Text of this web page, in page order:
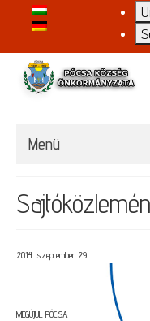
Menü
2014. szeptember 29.
MEGÚJUL PÓCSA